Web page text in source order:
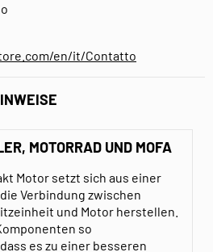
en/it/Contatto
MOTORRAD UND MOFA
Motor setzt sich aus einer
Verbindung zwischen
und Motor herstellen.
so
es zu einer besseren